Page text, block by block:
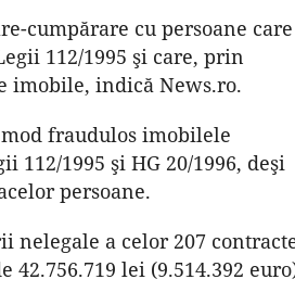
cumpărare cu persoane care
112/1995 şi care, prin
imobile, indică News.ro.
fraudulos imobilele
1995 şi HG 20/1996, deşi
persoane.
nelegale a celor 207
lei (9.514.392